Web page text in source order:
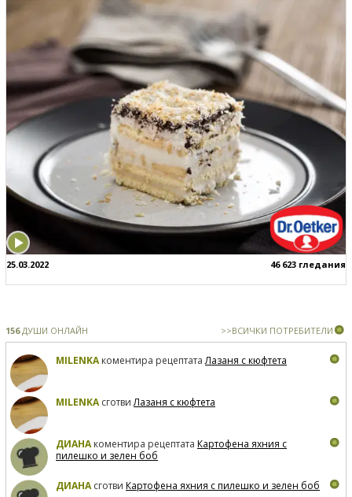
25.03.2022 46 623 гледания
156ДУШИ ОНЛАЙН >>ВСИЧКИ ПОТРЕБИТЕЛИ
MILENKAкоментира рецептатаЛазаня с кюфтета
MILENKAсготвиЛазаня с кюфтета
ДИАНАкоментира рецептата Картофена яхния с
пилешко и зелен боб
ДИАНАсготви Картофена яхния с пилешко и зелен боб